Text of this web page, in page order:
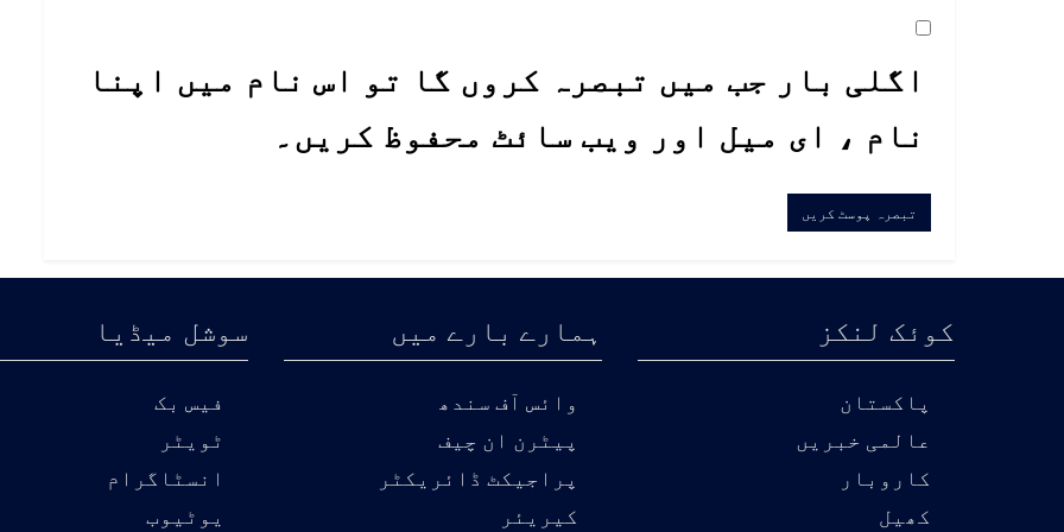
اگلی بار جب میں تبصرہ کروں گا تو اس نام میں اپنا
نام ، ای میل اور ویب سائٹ محفوظ کریں۔
کوئک لنکز
پاکستان
عالمی خبریں
کاروبار
کھیل
ہمارے بارے میں
وائس آف سندھ
پیٹرن ان چیف
پراجیکٹ ڈائریکٹر
کیریئر
سوشل میڈیا
فیس بک
ٹویٹر
انسٹاگرام
یوٹیوب